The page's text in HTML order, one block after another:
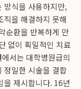
방식을 사용하지만,
직을 해결하지 못해
순환을 반복하게 만
없이 획일적인 치료
에서는 대학병원급의
정밀한 시술을 결합
을 제시합니다. 16년